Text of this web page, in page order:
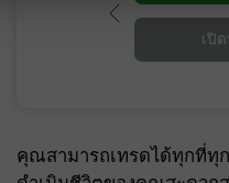
เปิ
คุณสามารถเทรดได้ทุกที่